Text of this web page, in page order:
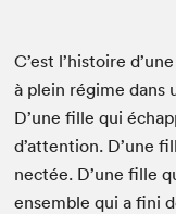
C’est l’histoire
à plein régime dans
D’une fille qui
d’attention. D’une
nec­tée. D’une fille
ensem­ble qui a fini